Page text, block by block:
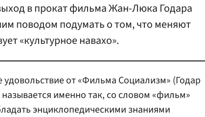
в прокат фильма Жан-Люка Годара
поводом подумать о том, что меняют
«культурное навахо».
от «Фильма Социализм» (Годар
называется именно так, со словом «фильм»
энциклопедическими знаниями